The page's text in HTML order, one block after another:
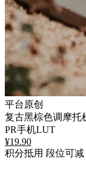
平台原创
复古黑棕色调摩托
PR手机LUT
¥19.90
积分抵用 段位可减